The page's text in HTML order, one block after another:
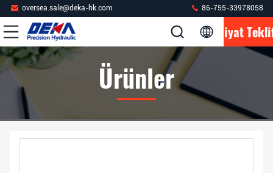
oversea.sale@deka-hk.com 86-755-33978058
Fiyat
Ürünler